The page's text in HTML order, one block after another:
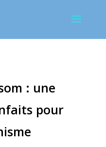
: une
pour